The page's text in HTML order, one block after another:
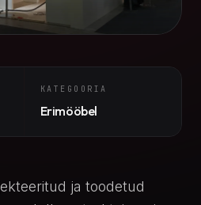
KATEGOORIA
Erimööbel
ja toodetud